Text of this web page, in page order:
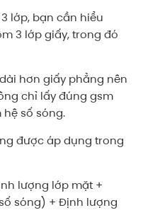
lớp, bạn cần hiểu
3 lớp giấy, trong đó
hơn giấy phẳng nên
chỉ lấy đúng gsm
số sóng.
được áp dụng trong
lượng lớp mặt +
sóng) + Định lượng